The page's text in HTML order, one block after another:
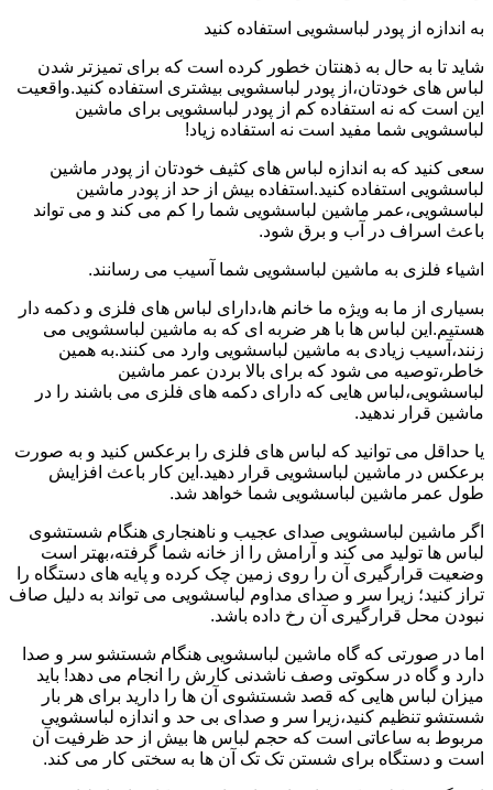
به اندازه از پودر لباسشویی استفاده کنید
شاید تا به حال به ذهنتان خطور کرده است که برای تمیزتر شدن
لباس های خودتان،از پودر لباسشویی بیشتری استفاده کنید.واقعیت
این است که نه استفاده کم از پودر لباسشویی برای ماشین
لباسشویی شما مفید است نه استفاده زیاد!
سعی کنید که به اندازه لباس های کثیف خودتان از پودر ماشین
لباسشویی استفاده کنید.استفاده بیش از حد از پودر ماشین
لباسشویی،عمر ماشین لباسشویی شما را کم می کند و می تواند
باعث اسراف در آب و برق شود.
اشیاء فلزی به ماشین لباسشویی شما آسیب می رسانند.
بسیاری از ما به ویژه ما خانم ها،دارای لباس های فلزی و دکمه دار
هستیم.این لباس ها با هر ضربه ای که به ماشین لباسشویی می
زنند،آسیب زیادی به ماشین لباسشویی وارد می کنند.به همین
خاطر،توصیه می شود که برای بالا بردن عمر ماشین
لباسشویی،لباس هایی که دارای دکمه های فلزی می باشند را در
ماشین قرار ندهید.
یا حداقل می توانید که لباس های فلزی را برعکس کنید و به صورت
برعکس در ماشین لباسشویی قرار دهید.این کار باعث افزایش
طول عمر ماشین لباسشویی شما خواهد شد.
اگر ماشین لباسشویی صدای عجیب و ناهنجاری هنگام شستشوی
لباس ها تولید می کند و آرامش را از خانه شما گرفته،بهتر است
وضعیت قرارگیری آن را روی زمین چک کرده و پایه های دستگاه را
تراز کنید؛ زیرا سر و صدای مداوم لباسشویی می تواند به دلیل صاف
نبودن محل قرارگیری آن رخ داده باشد.
اما در صورتی که گاه ماشین لباسشویی هنگام شستشو سر و صدا
دارد و گاه در سکوتی وصف ناشدنی کارش را انجام می دهد! باید
میزان لباس هایی که قصد شستشوی آن ها را دارید برای هر بار
شستشو تنظیم کنید،زیرا سر و صدای بی حد و اندازه لباسشویی
مربوط به ساعاتی است که حجم لباس ها بیش از حد ظرفیت آن
است و دستگاه برای شستن تک تک آن ها به سختی کار می کند.